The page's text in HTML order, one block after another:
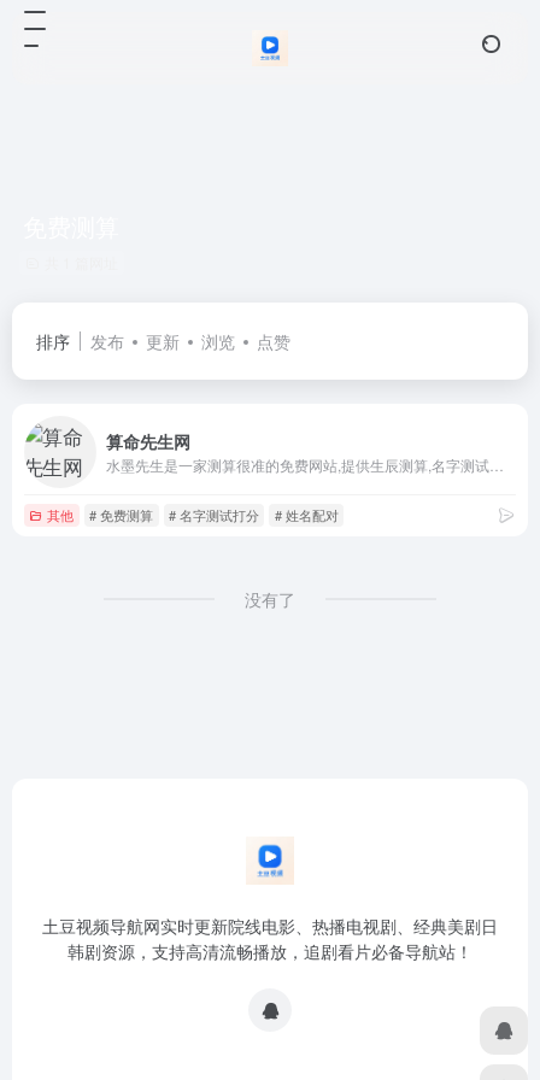
排序 发布 更新 浏览 点赞
算命先生网
其他 # 免费测算 # 名字测试打分 # 姓名配对
没有了
土豆视频导航网实时更新院线电影、热播电视剧、经典美剧日
韩剧资源，支持高清流畅播放，追剧看片必备导航站！